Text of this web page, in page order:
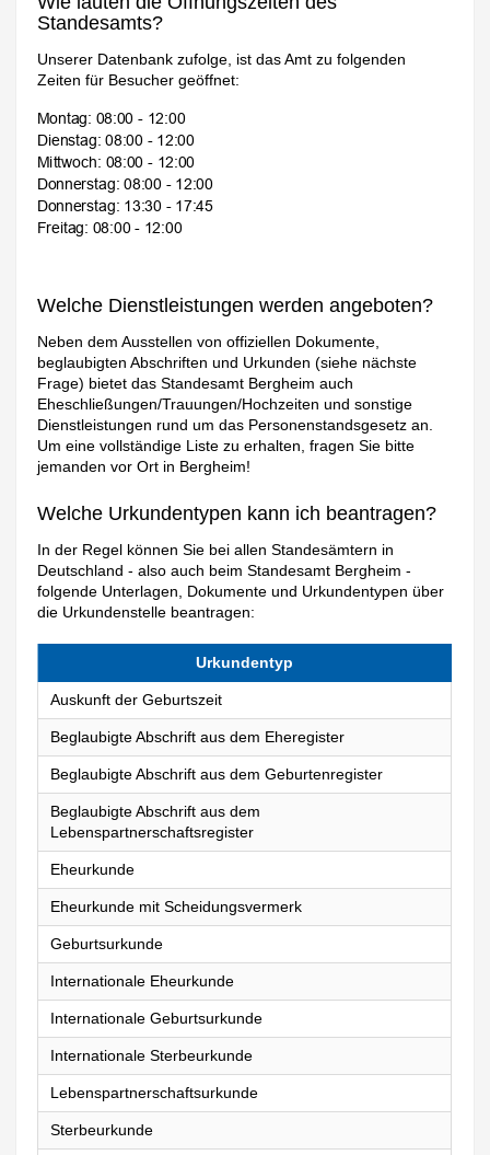
Standesamts?
Unserer Datenbank zufolge, ist das Amt zu folgenden
Zeiten für Besucher geöffnet:
Welche Dienstleistungen werden angeboten?
Neben dem Ausstellen von offiziellen Dokumente,
beglaubigten Abschriften und Urkunden (siehe nächste
Frage) bietet das Standesamt Bergheim auch
Eheschließungen/Trauungen/Hochzeiten und sonstige
Dienstleistungen rund um das Personenstandsgesetz an.
Um eine vollständige Liste zu erhalten, fragen Sie bitte
jemanden vor Ort in Bergheim!
Welche Urkundentypen kann ich beantragen?
In der Regel können Sie bei allen Standesämtern in
Deutschland - also auch beim Standesamt Bergheim -
folgende Unterlagen, Dokumente und Urkundentypen über
die Urkundenstelle beantragen:
Urkundentyp
Auskunft der Geburtszeit
Beglaubigte Abschrift aus dem Eheregister
Beglaubigte Abschrift aus dem Geburtenregister
Beglaubigte Abschrift aus dem
Lebenspartnerschaftsregister
Eheurkunde
Eheurkunde mit Scheidungsvermerk
Geburtsurkunde
Internationale Eheurkunde
Internationale Geburtsurkunde
Internationale Sterbeurkunde
Lebenspartnerschaftsurkunde
Sterbeurkunde